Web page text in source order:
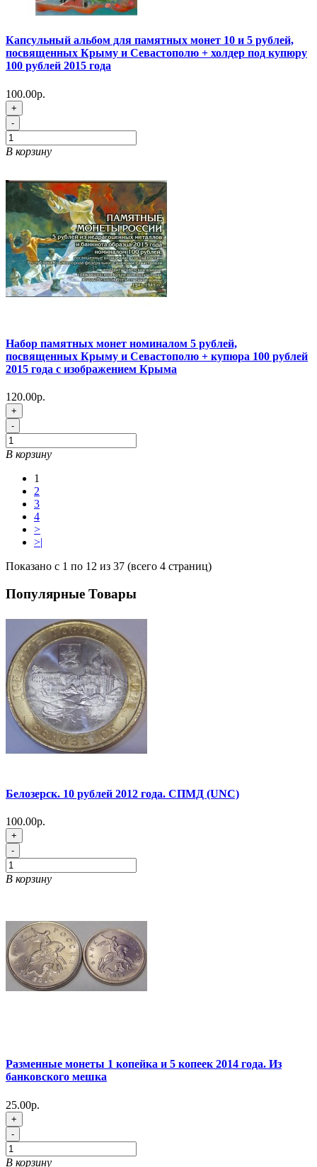
Капсульный альбом для памятных монет 10 и 5 рублей,
посвященных Крыму и Севастополю + холдер под купюру
100 рублей 2015 года
100.00р.
+
-
В корзину
Набор памятных монет номиналом 5 рублей,
посвященных Крыму и Севастополю + купюра 100 рублей
2015 года с изображением Крыма
120.00р.
+
-
В корзину
1
2
3
4
>
>|
Показано с 1 по 12 из 37 (всего 4 страниц)
Популярные Товары
Белозерск. 10 рублей 2012 года. СПМД (UNC)
100.00р.
+
-
В корзину
Разменные монеты 1 копейка и 5 копеек 2014 года. Из
банковского мешка
25.00р.
+
-
В корзину